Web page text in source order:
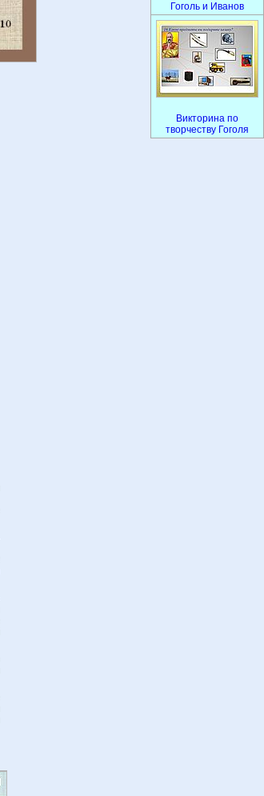
Гоголь и Иванов
Викторина по
творчеству Гоголя